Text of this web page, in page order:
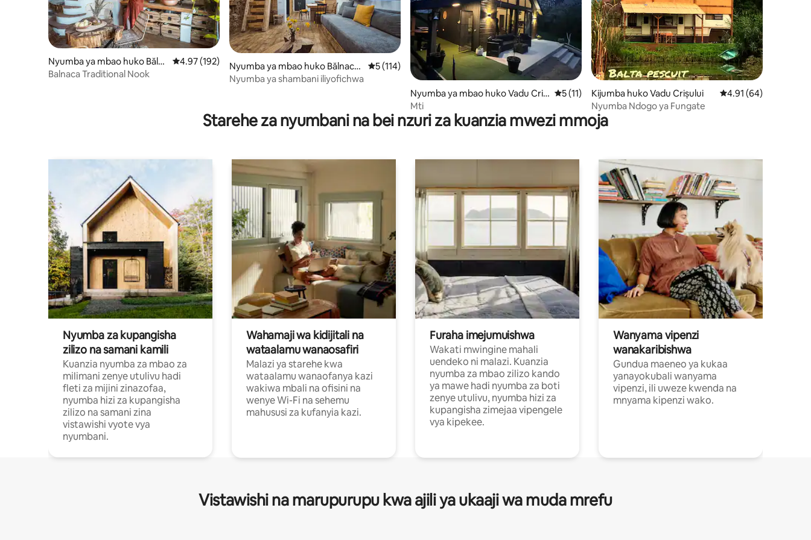
Nyumba ya mbao huko Băln
aca
Ukadiriaji wa wastani wa 4.97 kati ya 5, tathmini 192
4.97 (192)
Balnaca Traditional Nook
Nyumba ya mbao huko Bălnaca-
Groși
Ukadiriaji wa wastani wa 5 kati ya 5, tathmini 114
5 (114)
Nyumba ya shambani iliyofichwa
Nyumba ya mbao huko Vadu Criș
ului
Ukadiriaji wa wastani wa 5 kati ya 5, tathmini 11
5 (11)
Mti
Kijumba huko Vadu Crișului Ukadiriaji wa wastani
4.91 (64)
Nyumba Ndogo ya Fungate
Starehe za nyumbani na bei nzuri za kuanzia mwezi mmoja
Nyumba za kupangisha
zilizo na samani kamili
Kuanzia nyumba za mbao za
milimani zenye utulivu hadi
fleti za mijini zinazofaa,
nyumba hizi za kupangisha
zilizo na samani zina
vistawishi vyote vya
nyumbani.
Wahamaji wa kidijitali na
wataalamu wanaosafiri
Malazi ya starehe kwa
wataalamu wanaofanya kazi
wakiwa mbali na ofisini na
wenye Wi-Fi na sehemu
mahususi za kufanyia kazi.
Furaha imejumuishwa
Wakati mwingine mahali
uendeko ni malazi. Kuanzia
nyumba za mbao zilizo kando
ya mawe hadi nyumba za boti
zenye utulivu, nyumba hizi za
kupangisha zimejaa vipengele
vya kipekee.
Wanyama vipenzi
wanakaribishwa
Gundua maeneo ya kukaa
yanayokubali wanyama
vipenzi, ili uweze kwenda na
mnyama kipenzi wako.
Vistawishi na marupurupu kwa ajili ya ukaaji wa muda mrefu